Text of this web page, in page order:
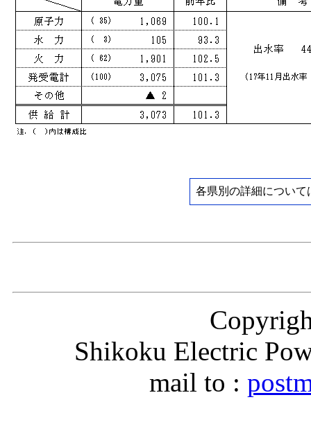
各県別の詳細について
Shikoku Electric
mail to :